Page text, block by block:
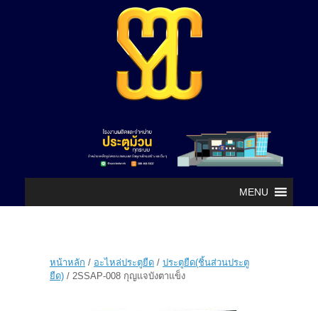
MENU
หน้าหลัก / อะไหล่ประตูยืด / ประตูยืด(ชิ้นส่วนประตู
ยืด) / 2SSAP-008 กุญแจบังตาแข็ง